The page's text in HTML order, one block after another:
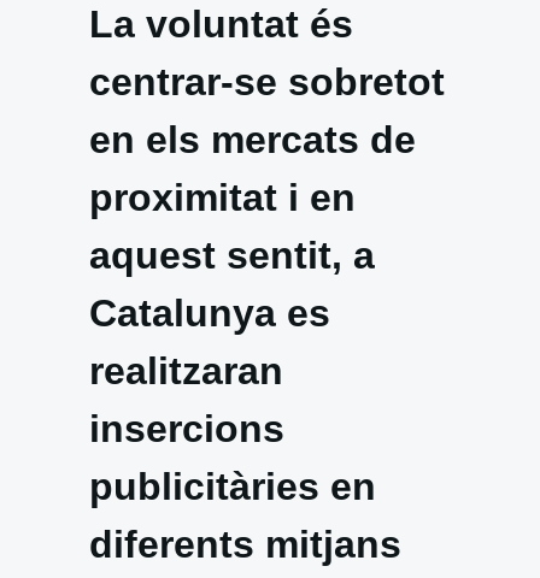
La voluntat és
centrar-se sobretot
en els mercats de
proximitat i en
aquest sentit, a
Catalunya es
realitzaran
insercions
publicitàries en
diferents mitjans